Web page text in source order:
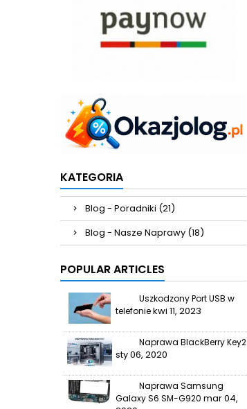
KATEGORIA
Blog - Poradniki (21)
Blog - Nasze Naprawy (18)
POPULAR ARTICLES
Uszkodzony Port USB w
telefoniekwi 11, 2023
Naprawa BlackBerry Key2
sty 06, 2020
Naprawa Samsung
Galaxy S6 SM-G920 mar 04,